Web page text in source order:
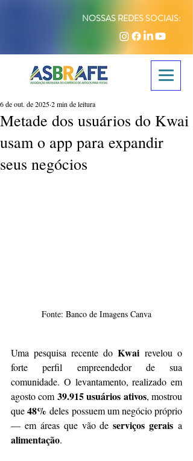
NOSSAS REDES SOCIAIS:
Metade dos usuários do Kwai
usam o app para expandir
seus negócios
6 de out. de 20252 min de leitura
Fonte: Banco de Imagens Canva
Uma pesquisa recente do Kwai revelou o
forte perfil empreendedor de sua
comunidade. O levantamento, realizado em
agosto com 39.915 usuários ativos, mostrou
que 48% deles possuem um negócio próprio
— em áreas que vão de serviços gerais
alimentação.